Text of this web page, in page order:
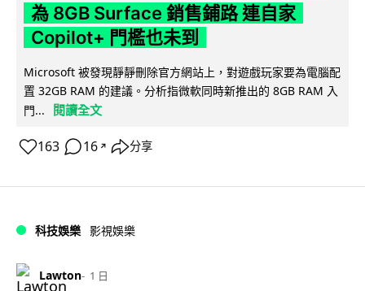
為 8GB Surface 銷售鋪路 連自家
Copilot+ 門檻也未到
Microsoft 被發現靜靜刪除官方網站上，對遊戲玩家要為電腦配
置 32GB RAM 的建議。分析指微軟同時新推出的 8GB RAM 入
門...
閱讀全文
163 16 ↗ 分享
科技娛樂 影視娛樂
Lawton 1 日